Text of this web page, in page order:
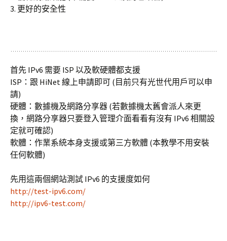
3. 更好的安全性
首先 IPv6 需要 ISP 以及軟硬體都支援
ISP：跟 HiNet 線上申請即可 (目前只有光世代用戶可以申
請)
硬體：數據機及網路分享器 (若數據機太舊會派人來更
換，網路分享器只要登入管理介面看看有沒有 IPv6 相關設
定就可確認)
軟體：作業系統本身支援或第三方軟體 (本教學不用安裝
任何軟體)
先用這兩個網站測試 IPv6 的支援度如何
http://test-ipv6.com/
http://ipv6-test.com/